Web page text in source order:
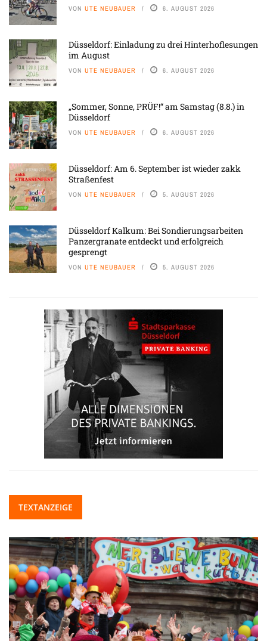
VON UTE NEUBAUER 6. AUGUST 2026
Düsseldorf: Einladung zu drei Hinterhoflesungen
im August
VON UTE NEUBAUER 6. AUGUST 2026
„Sommer, Sonne, PRÜF!“ am Samstag (8.8.) in
Düsseldorf
VON UTE NEUBAUER 6. AUGUST 2026
Düsseldorf: Am 6. September ist wieder zakk
Straßenfest
VON UTE NEUBAUER 5. AUGUST 2026
Düsseldorf Kalkum: Bei Sondierungsarbeiten
Panzergranate entdeckt und erfolgreich
gesprengt
VON UTE NEUBAUER 5. AUGUST 2026
TEXTANZEIGE